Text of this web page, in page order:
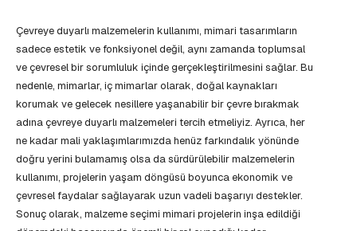
Çevreye duyarlı malzemelerin kullanımı, mimari tasarımların
sadece estetik ve fonksiyonel değil, aynı zamanda toplumsal
ve çevresel bir sorumluluk içinde gerçekleştirilmesini sağlar. Bu
nedenle, mimarlar, iç mimarlar olarak, doğal kaynakları
korumak ve gelecek nesillere yaşanabilir bir çevre bırakmak
adına çevreye duyarlı malzemeleri tercih etmeliyiz. Ayrıca, her
ne kadar mali yaklaşımlarımızda henüz farkındalık yönünde
doğru yerini bulamamış olsa da sürdürülebilir malzemelerin
kullanımı, projelerin yaşam döngüsü boyunca ekonomik ve
çevresel faydalar sağlayarak uzun vadeli başarıyı destekler.
Sonuç olarak, malzeme seçimi mimari projelerin inşa edildiği